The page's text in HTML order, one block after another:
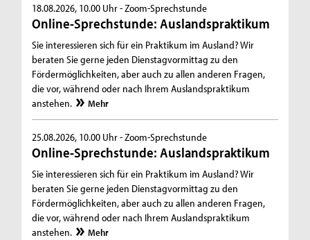
18.08.2026, 10.00 Uhr -Zoom-Sprechstunde
Online-Sprechstunde: Auslandspraktikum
Sie interessieren sich für ein Praktikum im Ausland? Wir
beraten Sie gerne jeden Dienstagvormittag zu den
Fördermöglichkeiten, aber auch zu allen anderen Fragen,
die vor, während oder nach Ihrem Auslandspraktikum
anstehen.
Mehr
25.08.2026, 10.00 Uhr -Zoom-Sprechstunde
Online-Sprechstunde: Auslandspraktikum
Sie interessieren sich für ein Praktikum im Ausland? Wir
beraten Sie gerne jeden Dienstagvormittag zu den
Fördermöglichkeiten, aber auch zu allen anderen Fragen,
die vor, während oder nach Ihrem Auslandspraktikum
anstehen.
Mehr